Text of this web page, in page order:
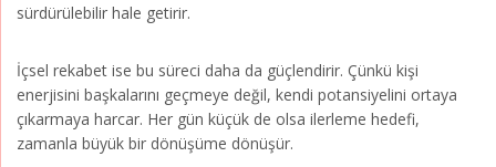
sürdürülebilir hale getirir.
İçsel rekabet ise bu süreci daha da güçlendirir. Çünkü kişi
enerjisini başkalarını geçmeye değil, kendi potansiyelini ortaya
çıkarmaya harcar. Her gün küçük de olsa ilerleme hedefi,
zamanla büyük bir dönüşüme dönüşür.